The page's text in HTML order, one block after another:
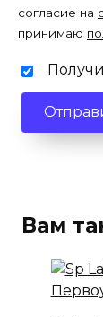
согласие на
принимаю
Вам